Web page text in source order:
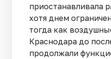
приостанавливала
хотя днем
тогда как
Краснодара до
продолжали